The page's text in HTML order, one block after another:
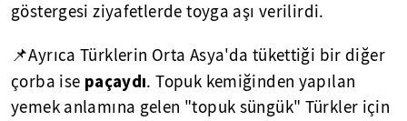
göstergesi ziyafetlerde toyga aşı verilirdi.
📌Ayrıca Türklerin Orta Asya'da tükettiği bir diğer
çorba ise paçaydı. Topuk kemiğinden yapılan
yemek anlamına gelen "topuk süngük" Türkler için